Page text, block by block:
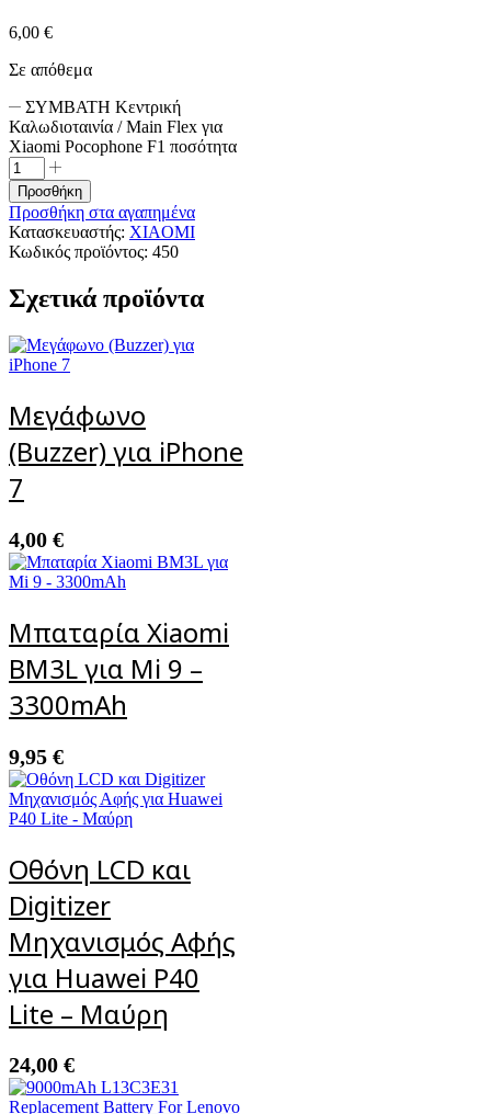
6,00 €
Σε απόθεμα
ΣΥΜΒΑΤΗ Κεντρική
Καλωδιοταινία / Main Flex για
Xiaomi Pocophone F1 ποσότητα
Προσθήκη
Προσθήκη στα αγαπημένα
Κατασκευαστής: XIAOMI
Κωδικός προϊόντος: 450
Σχετικά προϊόντα
Μεγάφωνο
(Buzzer) για iPhone
7
4,00 €
Μπαταρία Xiaomi
BM3L για Mi 9 –
3300mAh
9,95 €
Οθόνη LCD και
Digitizer
Μηχανισμός Αφής
για Huawei P40
Lite – Μαύρη
24,00 €